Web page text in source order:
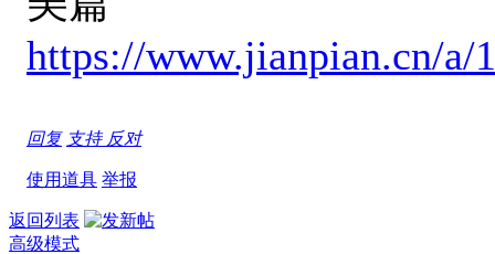
https://www.jianpian.cn/a/
回复 支持 反对
使用道具 举报
返回列表
高级模式